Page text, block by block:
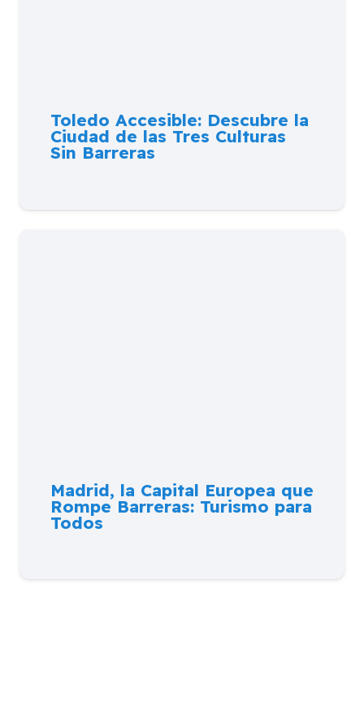
Toledo Accesible: Descubre la
Ciudad de las Tres Culturas
Sin Barreras
Madrid, la Capital Europea que
Rompe Barreras: Turismo para
Todos